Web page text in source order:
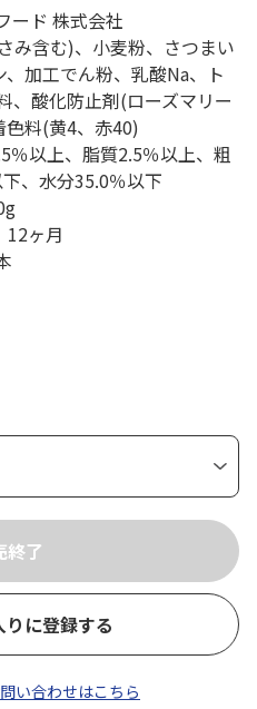
ード 株式会社
み含む)、小麦粉、さつまい
加工でん粉、乳酸Na、ト
、酸化防止剤(ローズマリー
色料(黄4、赤40)
％以上、脂質2.5％以上、粗
、水分35.0％以下
12ヶ月
りに登録する
い合わせはこちら